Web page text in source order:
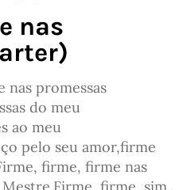
nas
promessas
do meu
ao meu
pelo seu amor,firme
firme, firme nas
Mestre.Firme, firme, sim,